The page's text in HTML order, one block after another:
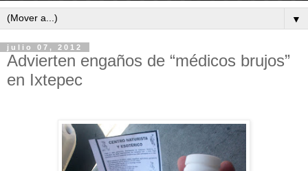
▼
julio 07, 2012
Advierten engaños de “médicos brujos”
en Ixtepec